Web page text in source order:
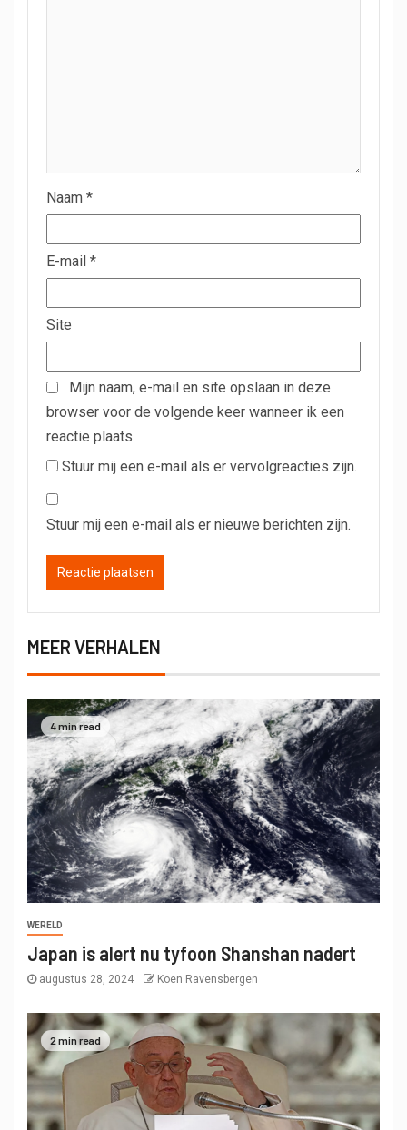
Naam *
E-mail *
Site
Mijn naam, e-mail en site opslaan in deze
browser voor de volgende keer wanneer ik een
reactie plaats.
Stuur mij een e-mail als er vervolgreacties zijn.
Stuur mij een e-mail als er nieuwe berichten zijn.
MEER VERHALEN
4 min read
WERELD
Japan is alert nu tyfoon Shanshan nadert
augustus 28, 2024 Koen Ravensbergen
2 min read